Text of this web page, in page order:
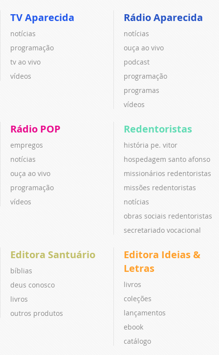
TV Aparecida
notícias
programação
tv ao vivo
vídeos
Rádio Aparecida
notícias
ouça ao vivo
podcast
programação
programas
vídeos
Rádio POP
empregos
notícias
ouça ao vivo
programação
vídeos
Redentoristas
história pe. vitor
hospedagem santo afonso
missionários redentoristas
missões redentoristas
notícias
obras sociais redentoristas
secretariado vocacional
Editora Santuário
bíblias
deus conosco
livros
outros produtos
Editora Ideias &
Letras
livros
coleções
lançamentos
ebook
catálogo